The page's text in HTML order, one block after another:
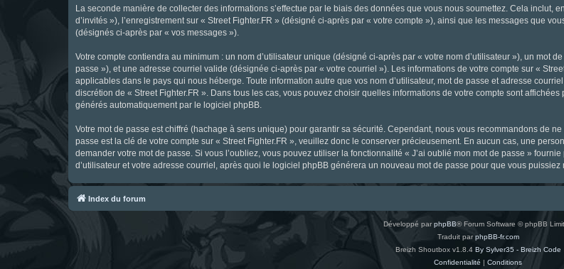
La seconde manière de collecter des informations s’effectue par le biais des données que vous nous soumettez. Cela inclut,
d’invités »), l’enregistrement sur « Street Fighter.FR » (désigné ci-après par « votre compte »), ainsi que les messages que
(désignés ci-après par « vos messages »).
Votre compte contiendra au minimum : un nom d’utilisateur unique (désigné ci-après par « votre nom d’utilisateur »), un mot
passe »), et une adresse courriel valide (désignée ci-après par « votre courriel »). Les informations de votre compte sur «
applicables dans le pays qui nous héberge. Toute information autre que vos nom d’utilisateur, mot de passe et adresse
discrétion de « Street Fighter.FR ». Dans tous les cas, vous pouvez choisir quelles informations de votre compte sont
générés automatiquement par le logiciel phpBB.
Votre mot de passe est chiffré (hachage à sens unique) pour garantir sa sécurité. Cependant, nous vous recommandons de
passe est la clé de votre compte sur « Street Fighter.FR », veuillez donc le conserver précieusement. En aucun cas, une
demander votre mot de passe. Si vous l’oubliez, vous pouvez utiliser la fonctionnalité « J’ai oublié mon mot de passe »
d’utilisateur et votre adresse courriel, après quoi le logiciel phpBB générera un nouveau mot de passe pour que vous puissiez
Index du forum
Développé parphpBB® Forum Software © phpBB
Traduit parphpBB-fr.com
Breizh Shoutbox v1.8.4 By Sylver35 - Breizh Code
Confidentialité | Conditions